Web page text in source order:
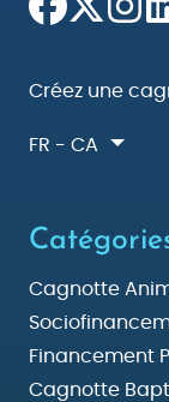
Créez une
FR - CA
Cagnotte
Financement
Cagnotte